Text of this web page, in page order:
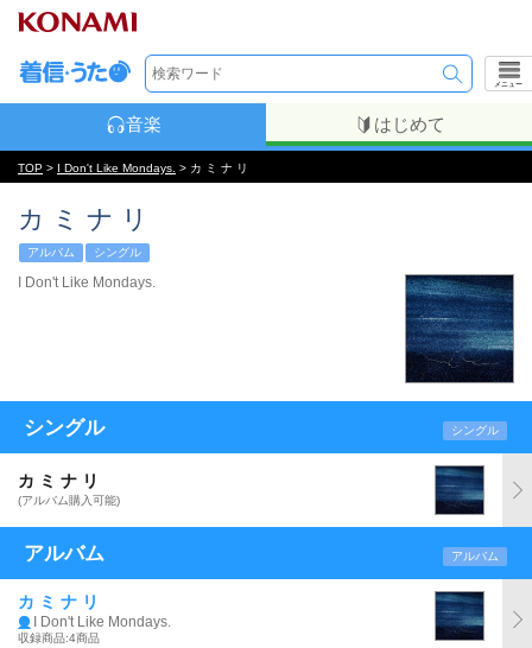
メニュー
音楽 はじめて
TOP > I Don't Like Mondays. > カ ミ ナ リ
カ ミ ナ リ
アルバム シングル
I Don't Like Mondays.
シングル シングル
カ ミ ナ リ
(アルバム購入可能)
アルバム アルバム
カ ミ ナ リ
I Don't Like Mondays.
収録商品:4商品